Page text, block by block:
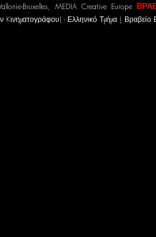
Bruxelles, MEDIA Creative Europe
Kινηματογράφου) - Ελληνικό Τμήμα |